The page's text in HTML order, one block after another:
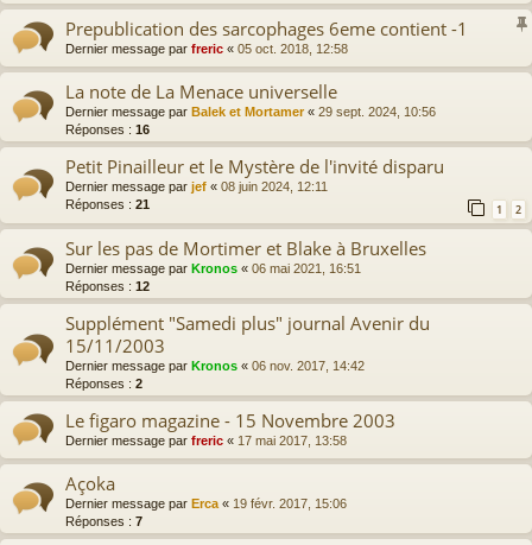
Prepublication des sarcophages 6eme contient -1
Dernier message par freric « 05 oct. 2018, 12:58
La note de La Menace universelle
Dernier message par Balek et Mortamer« 29 sept. 2024, 10:56
Réponses : 16
Petit Pinailleur et le Mystère de l'invité disparu
Dernier message par jef « 08 juin 2024, 12:11
Réponses : 21 1 2
Sur les pas de Mortimer et Blake à Bruxelles
Dernier message par Kronos « 06 mai 2021, 16:51
Réponses : 12
Supplément "Samedi plus" journal Avenir du
15/11/2003
Dernier message par Kronos « 06 nov. 2017, 14:42
Réponses : 2
Le figaro magazine - 15 Novembre 2003
Dernier message par freric « 17 mai 2017, 13:58
Açoka
Dernier message par Erca « 19 févr. 2017, 15:06
Réponses : 7